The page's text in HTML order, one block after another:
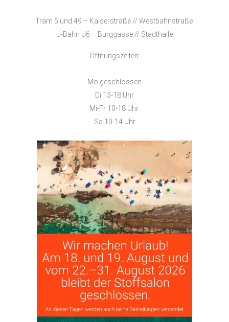
Tram 5 und 49 – Kaiserstraße // Westbahnstraße
U-Bahn U6 – Burggasse // Stadthalle
Öffnungszeiten:
Mo geschlossen
Di 13-18 Uhr
Mi-Fr 10-18 Uhr
Sa 10-14 Uhr